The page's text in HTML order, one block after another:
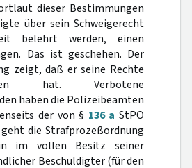
dieser Bestimmungen
über sein Schweigerecht
belehrt werden, einen
Das ist geschehen. Der
zeigt, daß er seine Rechte
hat. Verbotene
haben die Polizeibeamten
der von § 136 a StPO
die Strafprozeßordnung
im vollen Besitz seiner
Beschuldigter (für den